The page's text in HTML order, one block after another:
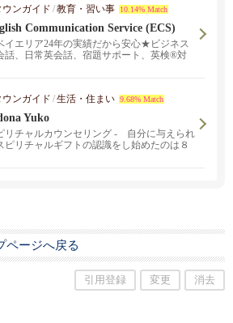
ウンガイド /教育・習い事 10.14% Match
Communication Service (ECS)
イエリア24年の実績だから安心★ビジネス
話、日常英会話、宿題サポート、英検®対
師陣がご希望に沿ったスタディプランを完
スタマイズし、プロフェッショナルなサー
をご提供致します。スケジュールや学習目
合わせて、あなたにピッタリの講師をご紹
ます。
ウンガイド /生活・住まい 9.68% Match
Yuko
リチャルカウンセリング - 自分に与えられ
ピリチャルギフトの認識をし始めたのは８
ページへ戻る
引用登録 変更 消去